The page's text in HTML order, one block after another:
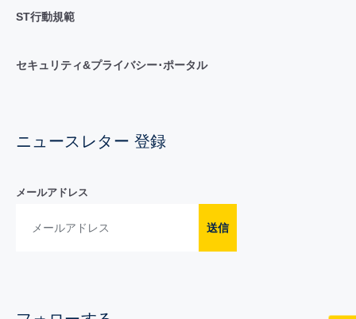
ST行動規範
セキュリティ&プライバシー･ポータル
ニュースレター 登録
メールアドレス
送信